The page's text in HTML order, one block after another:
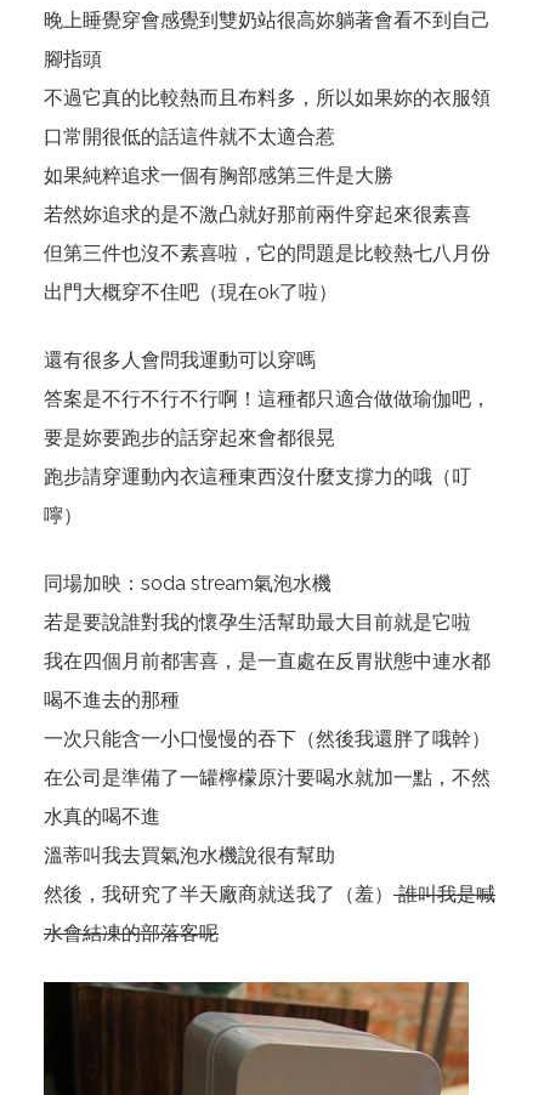
晚上睡覺穿會感覺到雙奶站很高妳躺著會看不到自己
腳指頭
不過它真的比較熱而且布料多，所以如果妳的衣服領
口常開很低的話這件就不太適合惹
如果純粹追求一個有胸部感第三件是大勝
若然妳追求的是不激凸就好那前兩件穿起來很素喜
但第三件也沒不素喜啦，它的問題是比較熱七八月份
出門大概穿不住吧（現在ok了啦）
還有很多人會問我運動可以穿嗎
答案是不行不行不行啊！這種都只適合做做瑜伽吧，
要是妳要跑步的話穿起來會都很晃
跑步請穿運動內衣這種東西沒什麼支撐力的哦（叮
嚀）
同場加映： soda stream氣泡水機
若是要說誰對我的懷孕生活幫助最大目前就是它啦
我在四個月前都害喜，是一直處在反胃狀態中連水都
喝不進去的那種
一次只能含一小口慢慢的吞下（然後我還胖了哦幹）
在公司是準備了一罐檸檬原汁要喝水就加一點，不然
水真的喝不進
溫蒂叫我去買氣泡水機說很有幫助
然後，我研究了半天廠商就送我了（羞） 誰叫我是喊
水會結凍的部落客呢